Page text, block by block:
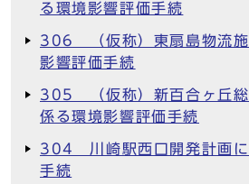
る環境影響評価手続
306 （仮称）東扇島物流施
影響評価手続
305 （仮称）新百合ヶ丘総
係る環境影響評価手続
304 川崎駅西口開発計画に
手続